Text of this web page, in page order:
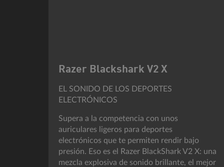
Razer Blackshark V2 X
EL SONIDO DE LOS DEPORTES
ELECTRÓNICOS
Supera a la competencia con unos
auriculares ligeros para deportes
electrónicos que te permiten rendir bajo
presión. Eso es el Razer BlackShark V2 X: una
mezcla explosiva de sonido brillante, el mejor